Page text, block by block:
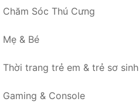
Chăm Sóc Thú Cưng
Mẹ & Bé
Thời trang trẻ em & trẻ sơ sinh
Gaming & Console